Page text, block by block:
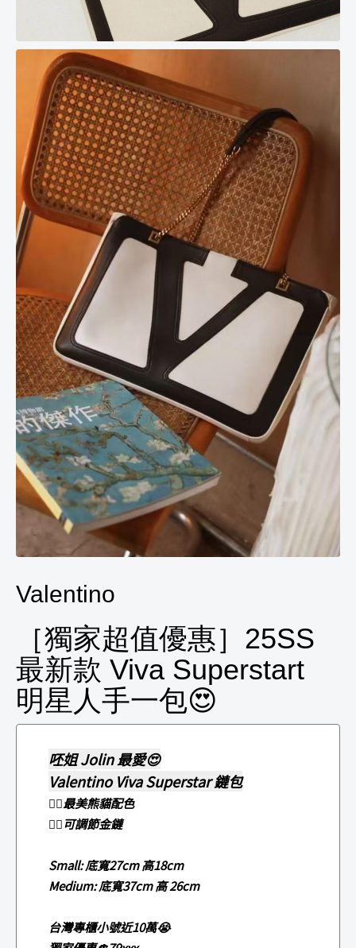
Valentino
［獨家超值優惠］25SS
最新款 Viva Superstart
明星人手一包😍
呸姐 Jolin 最愛😍
Valentino Viva Superstar 鏈包
❤️‍🔥最美熊貓配色
❤️‍🔥可調節金鏈
Small: 底寬27cm 高18cm
Medium: 底寬37cm 高 26cm
台灣專櫃小號近10萬😭